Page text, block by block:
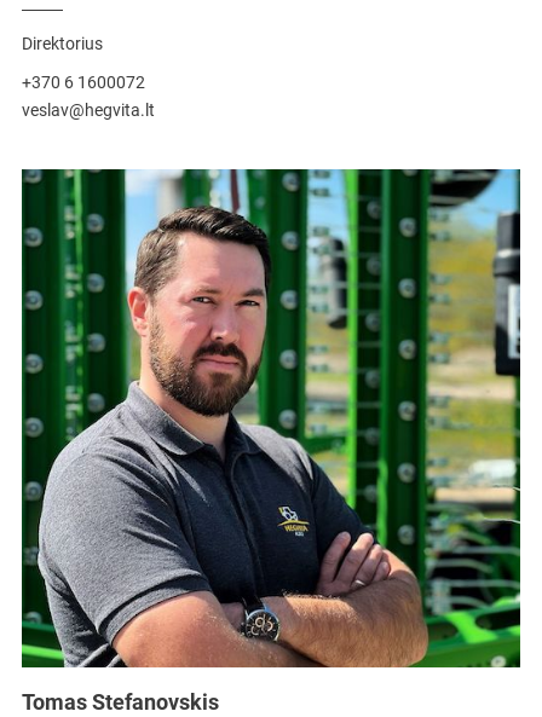
Direktorius
+370 6 1600072
veslav@hegvita.lt
Tomas Stefanovskis